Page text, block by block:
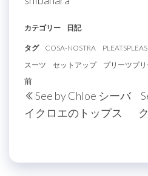
カテゴリー 日記
タグ COSA-NOSTRA
スーツ
セットアップ プリーツプ
投
稿
ナ
ゲ
過
去
の
前
See by Chloe シーバ
イクロエのトップス